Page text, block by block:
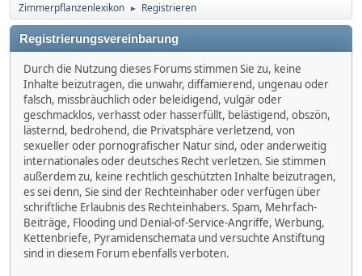
Zimmerpflanzenlexikon ► Registrieren
Registrierungsvereinbarung
Durch die Nutzung dieses Forums stimmen Sie zu, keine
Inhalte beizutragen, die unwahr, diffamierend, ungenau oder
falsch, missbräuchlich oder beleidigend, vulgär oder
geschmacklos, verhasst oder hasserfüllt, belästigend, obszön,
lästernd, bedrohend, die Privatsphäre verletzend, von
sexueller oder pornografischer Natur sind, oder anderweitig
internationales oder deutsches Recht verletzen. Sie stimmen
außerdem zu, keine rechtlich geschützten Inhalte beizutragen,
es sei denn, Sie sind der Rechteinhaber oder verfügen über
schriftliche Erlaubnis des Rechteinhabers. Spam, Mehrfach-
Beiträge, Flooding und Denial-of-Service-Angriffe, Werbung,
Kettenbriefe, Pyramidenschemata und versuchte Anstiftung
sind in diesem Forum ebenfalls verboten.